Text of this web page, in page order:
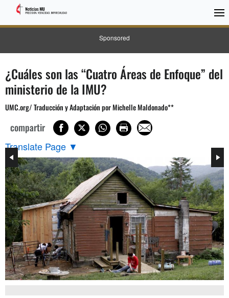
Sponsored
¿Cuáles son las “Cuatro Áreas de Enfoque” del
ministerio de la IMU?
UMC.org/ Traducción y Adaptación por Michelle Maldonado**
compartir
Translate Page ▼